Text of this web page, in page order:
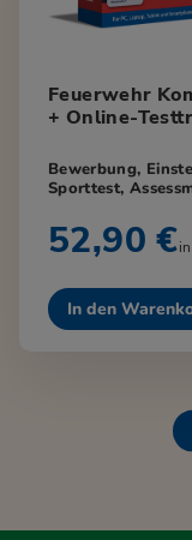
Feuerwehr
+ Online-
Bewerbung,
Sporttest,
52,90 €
In den